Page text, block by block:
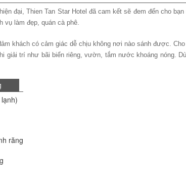
đại, Thien Tan Star Hotel đã cam kết sẽ đem đến cho
vụ làm đẹp, quán cà phê.
khách có cảm giác dễ chịu không nơi nào sánh được.
giải trí như bãi biển riêng, vườn, tắm nước khoáng nóng.
răng